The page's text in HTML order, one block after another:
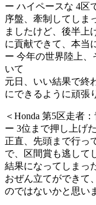
ー ハイペースな 4区
序盤、牽制してしま
ましたけど、後半上
に貢献できて、本当
ー 今年の世界陸上
いて
元日、いい結果で終
にできるように頑張
＜Honda 第5区走者
ー 3位まで押し上げ
正直、先頭まで行っ
で、区間賞も逃して
結果になってしまっ
おぜん立てができて
のではないかと思い